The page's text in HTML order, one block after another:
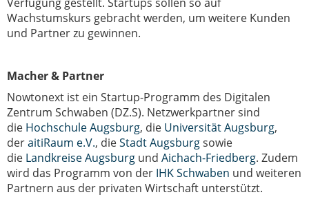
Verfügung gestellt. Startups sollen so auf
Wachstumskurs gebracht werden, um weitere Kunden
und Partner zu gewinnen.
Macher & Partner
Nowtonext ist ein Startup-Programm des Digitalen
Zentrum Schwaben (DZ.S). Netzwerkpartner sind
die Hochschule Augsburg, die Universität Augsburg,
deraitiRaum e.V., dieStadt Augsburgsowie
die Landkreise Augsburg und Aichach-Friedberg. Zudem
wird das Programm von der IHK Schwaben und weiteren
Partnern aus der privaten Wirtschaft unterstützt.